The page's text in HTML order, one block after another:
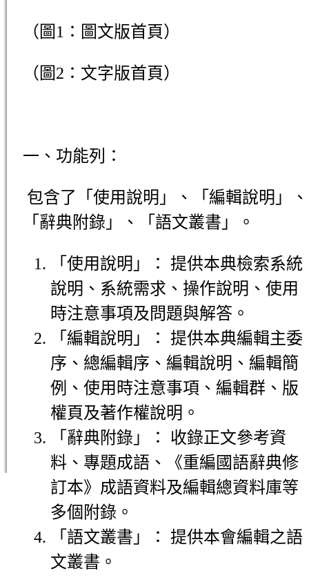
（圖1：圖文版首頁）
（圖2：文字版首頁）
一、功能列：
包含了「使用說明」、「編輯說明」、
「辭典附錄」、「語文叢書」。
「使用說明」： 提供本典檢索系統
說明、系統需求、操作說明、使用
時注意事項及問題與解答。
「編輯說明」： 提供本典編輯主委
序、總編輯序、編輯說明、編輯簡
例、使用時注意事項、編輯群、版
權頁及著作權說明。
「辭典附錄」： 收錄正文參考資
料、專題成語、《重編國語辭典修
訂本》成語資料及編輯總資料庫等
多個附錄。
「語文叢書」： 提供本會編輯之語
文叢書。